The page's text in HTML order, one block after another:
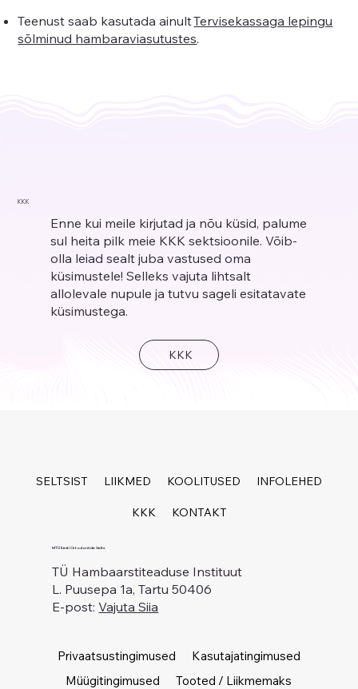
Teenust saab kasutada ainultTervisekassaga lepingu
sõlminud hambaraviasutustes.
KKK
Enne kui meile kirjutad ja nõu küsid, palume
sul heita pilk meie KKK sektsioonile. Võib-
olla leiad sealt juba vastused oma
küsimustele! Selleks vajuta lihtsalt
allolevale nupule ja tutvu sageli esitatavate
küsimustega.
KKK
MTÜ Eesti Ortodontide Selts
TÜ Hambaarstiteaduse Instituut
L. Puusepa 1a, Tartu 50406
E-post:Vajuta Siia
Privaatsustingimused
Kasutajatingimused
Müügitingimused
Tooted / Liikmemaks
SELTSIST LIIKMED KOOLITUSED INFOLEHED
KKK KONTAKT